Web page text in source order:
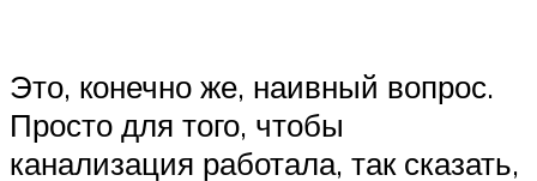
Это, конечно же, наивный вопрос.
Просто для того, чтобы
канализация работала, так сказать,